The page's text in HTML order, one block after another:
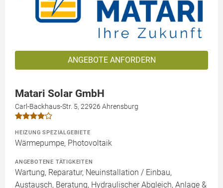
ANGEBOTE ANFORDERN
Matari Solar GmbH
Carl-Backhaus-Str. 5, 22926 Ahrensburg
HEIZUNG SPEZIALGEBIETE
Wärmepumpe, Photovoltaik
ANGEBOTENE TÄTIGKEITEN
Wartung, Reparatur, Neuinstallation / Einbau,
Austausch, Beratung, Hydraulischer Abgleich, Anlage &